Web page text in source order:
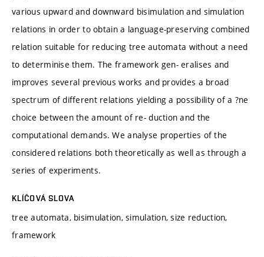
various upward and downward bisimulation and simulation
relations in order to obtain a language-preserving combined
relation suitable for reducing tree automata without a need
to determinise them. The framework gen- eralises and
improves several previous works and provides a broad
spectrum of different relations yielding a possibility of a ?ne
choice between the amount of re- duction and the
computational demands. We analyse properties of the
considered relations both theoretically as well as through a
series of experiments.
KLÍČOVÁ SLOVA
tree automata, bisimulation, simulation, size reduction,
framework